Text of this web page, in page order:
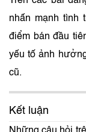
nhiều giá trị
bình nhiều
cũng quan
Standard
nhấn mạnh tình